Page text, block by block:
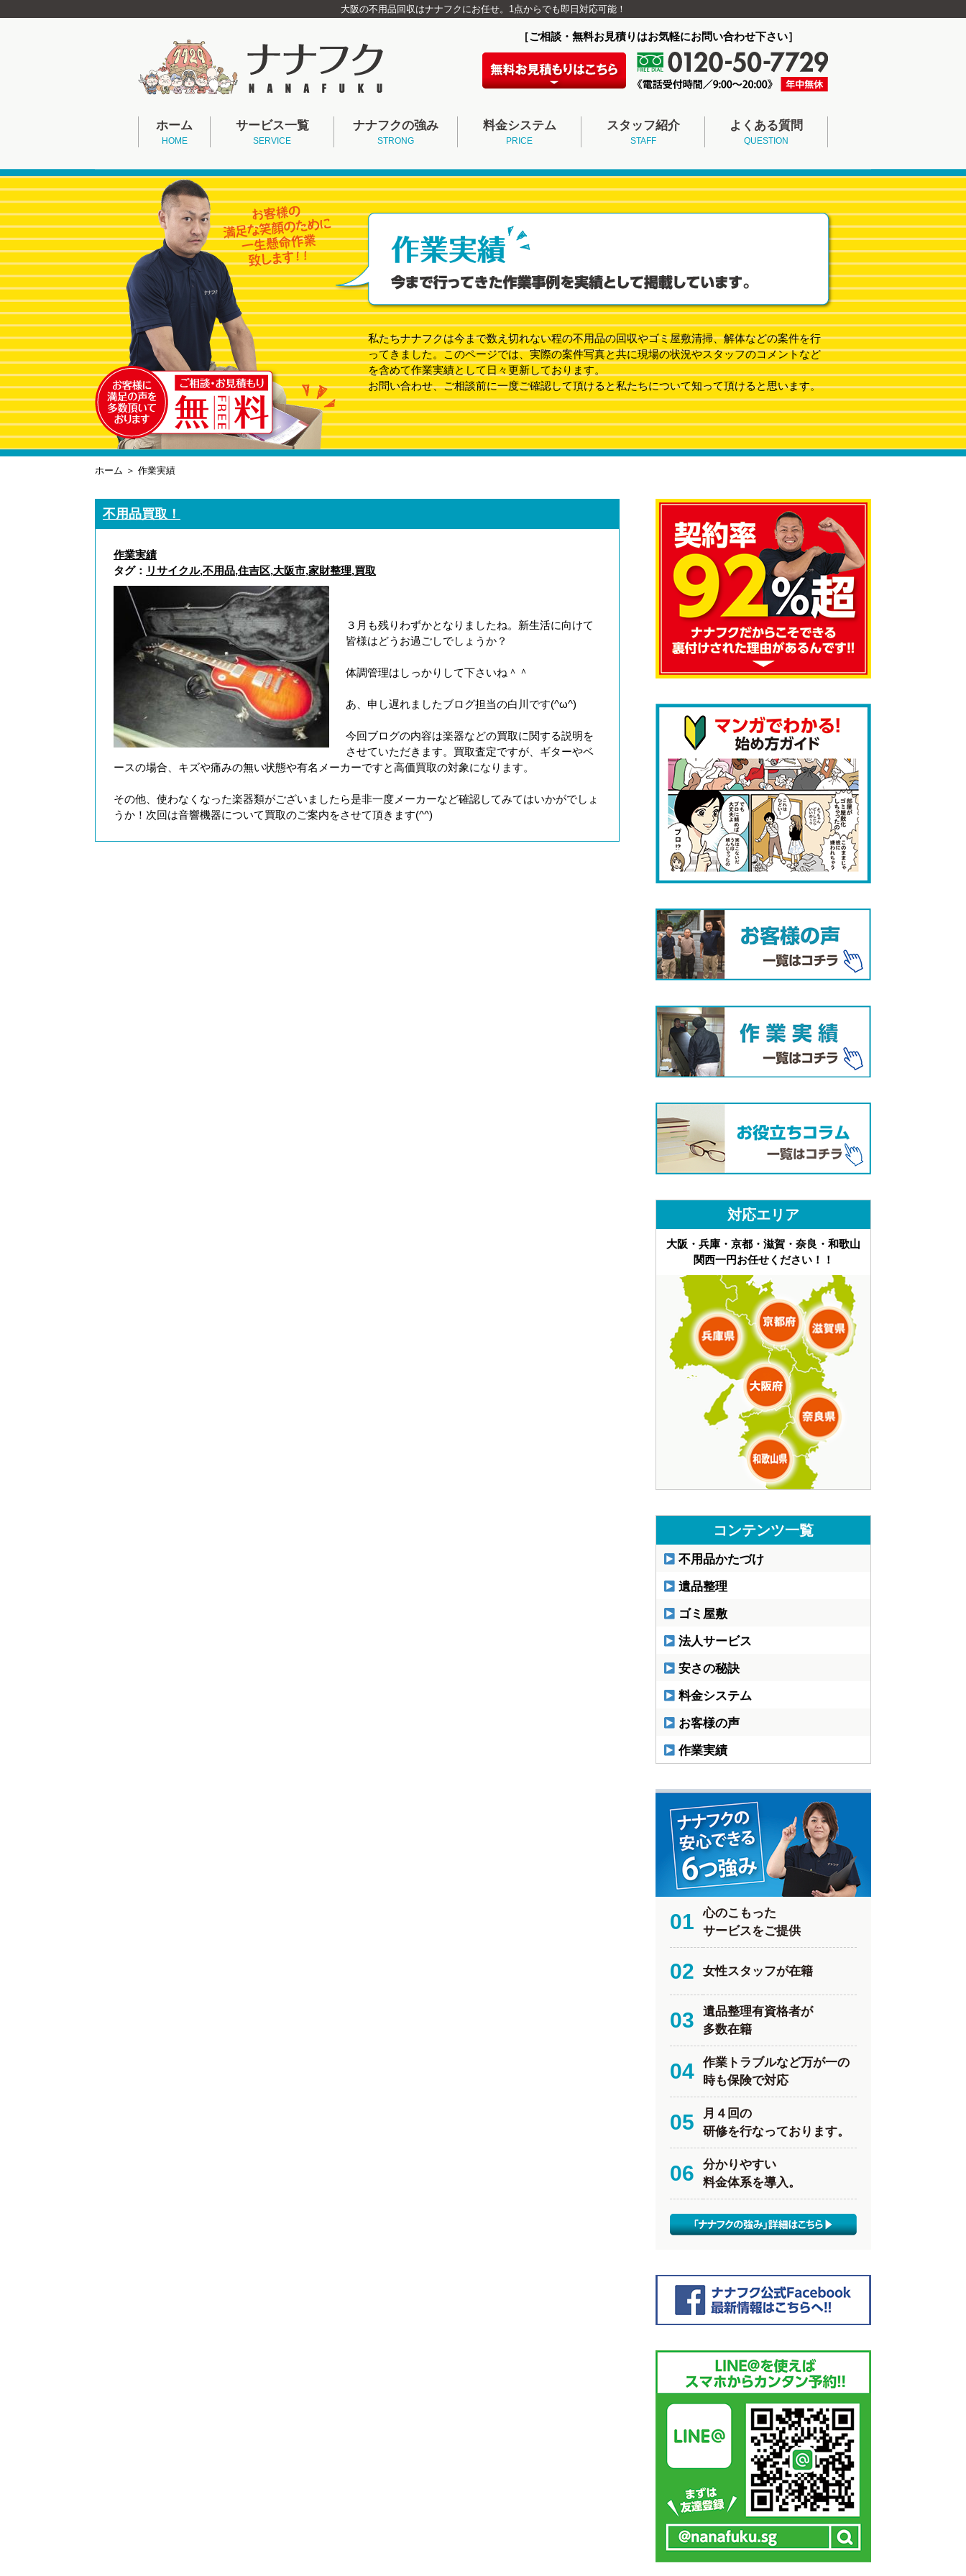
大阪の不用品回収はナナフクにお任せ。1点からでも即日対応可能！
［ご相談・無料お見積りはお気軽にお問い合わせ下さい］
ホーム
HOME
サービス一覧
SERVICE
ナナフクの強み
STRONG
料金システム
PRICE
スタッフ紹介
STAFF
よくある質問
QUESTION
私たちナナフクは今まで数え切れない程の不用品の回収やゴミ屋敷清掃、解体などの案件を行
ってきました。このページでは、実際の案件写真と共に現場の状況やスタッフのコメントなど
を含めて作業実績として日々更新しております。
お問い合わせ、ご相談前に一度ご確認して頂けると私たちについて知って頂けると思います。
ホーム ＞ 作業実績
不用品買取！
作業実績
タグ： リサイクル,不用品,住吉区,大阪市,家財整理,買取
３月も残りわずかとなりましたね。新生活に向けて
皆様はどうお過ごしでしょうか？
体調管理はしっかりして下さいね＾＾
あ、申し遅れましたブログ担当の白川です(^ω^)
今回ブログの内容は楽器などの買取に関する説明を
させていただきます。買取査定ですが、ギターやベ
ースの場合、キズや痛みの無い状態や有名メーカーですと高価買取の対象になります。
その他、使わなくなった楽器類がございましたら是非一度メーカーなど確認してみてはいかがでしょ
うか！次回は音響機器について買取のご案内をさせて頂きます(^^)
対応エリア
大阪・兵庫・京都・滋賀・奈良・和歌山
関西一円お任せください！！
コンテンツ一覧
不用品かたづけ
遺品整理
ゴミ屋敷
法人サービス
安さの秘訣
料金システム
お客様の声
作業実績
01
心のこもった
サービスをご提供
02 女性スタッフが在籍
03
遺品整理有資格者が
多数在籍
04
作業トラブルなど万が一の
時も保険で対応
05
月４回の
研修を行なっております。
06
分かりやすい
料金体系を導入。